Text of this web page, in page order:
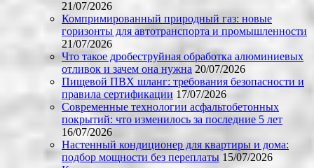
21/07/2026
Компримированный природный газ: новые
горизонты для автотранспорта и промышленности
21/07/2026
Что такое дробеструйная обработка алюминиевых
отливок и зачем она нужна 20/07/2026
Пищевой ПВХ шланг: требования безопасности и
правила сертификации 17/07/2026
Современные технологии асфальтобетонных
покрытий: что изменилось за последние 5 лет
16/07/2026
Настенный кондиционер для квартиры и дома:
подбор мощности без переплаты 15/07/2026